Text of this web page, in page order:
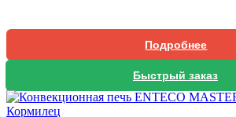
Подробнее
Быстрый заказ